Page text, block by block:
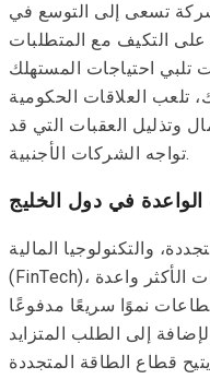
شركة تسعى إلى التوسع في
على التكيف مع المتطلبات
تلبي احتياجات المستهلك
تلعب العلاقات الحكومية
وتذليل العقبات التي قد
تواجه الشركات الأجنبية.
في دول الخليج
والتكنولوجيا المالية
(FinTech)، والرعاية الصحية من بين القطاعات الأكثر واعدة
نموًا سريعًا مدفوعًا
إلى الطلب المتزايد
قطاع الطاقة المتجددة